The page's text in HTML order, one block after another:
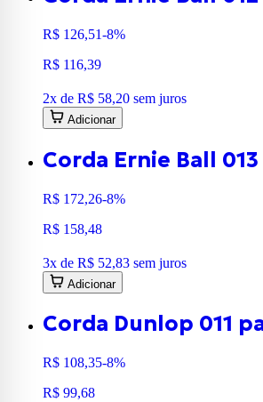
R$ 126,51-8%
R$ 116,39
2x de R$ 58,20 sem juros
Adicionar
Corda Ernie Ball
R$ 172,26-8%
R$ 158,48
3x de R$ 52,83 sem juros
Adicionar
Corda Dunlop 011
R$ 108,35-8%
R$ 99,68